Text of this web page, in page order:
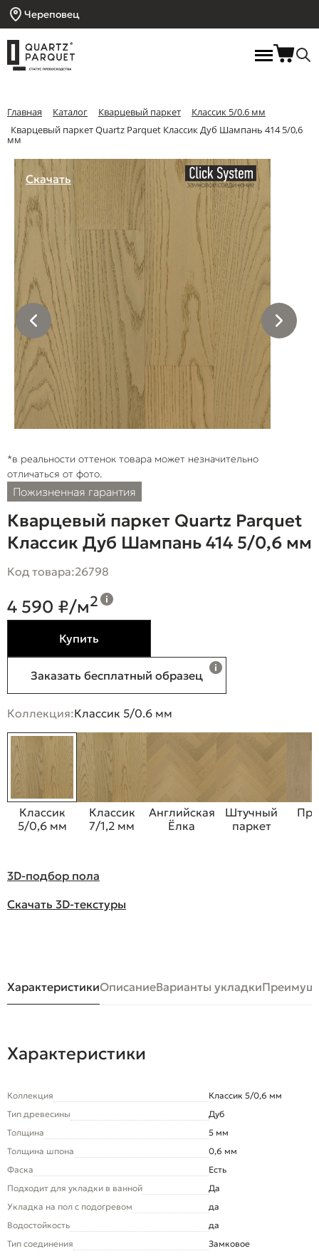
Череповец
Главная Каталог Кварцевый паркет
Классик 5/0.6 мм
Кварцевый паркет Quartz Parquet Классик Дуб Шампань 414 5/0,6
мм
Скачать
*в реальности оттенок товара может незначительно
отличаться от фото.
Пожизненная гарантия
Кварцевый паркет Quartz Parquet
Классик Дуб Шампань 414 5/0,6 мм
Код товара:26798
4 590 ₽/м2
Купить
Заказать бесплатный образец
Коллекция:Классик 5/0.6 мм
Классик
5/0,6 мм
Классик
7/1,2 мм
Английская
Ёлка
Штучный
паркет
3D-подбор пола
Скачать 3D-текстуры
ХарактеристикиОписаниеВарианты укладки
Характеристики
Коллекция
Классик 5/0,6 мм
Тип древесины
Дуб
Толщина
5 мм
Толщина шпона
0,6 мм
Фаска
Есть
Подходит для укладки в ванной
Да
Укладка на пол c подогревом
да
Водостойкость
да
Тип соединения
Замковое